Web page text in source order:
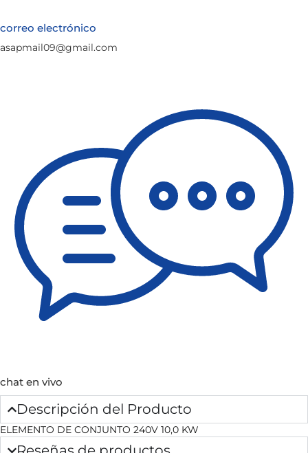
correo electrónico
asapmail09@gmail.com
chat en vivo
Descripción del Producto
ELEMENTO DE CONJUNTO 240V 10,0 KW